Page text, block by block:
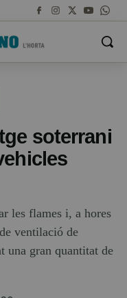
soterrani
les flames i, a hores
ventilació de
una gran quantitat de